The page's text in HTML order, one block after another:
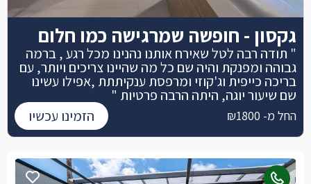
גקסון - חופשה שמרגישה כמו חלום
" תודה רבה לטל שאירח אותנו נהנינו מכל רגע , ברמה
גבוהה ומפנקת והיה שם כל מה שהיינו צריכים ויותר, עם
בריכה כייפית וג'קוזי ומרפסת ענקיתתת ,אפילו עשינו
שם שיעור יוגה, היתה הרבה פרטיות "
החל מ- ₪1800 הזמינו עכשיו